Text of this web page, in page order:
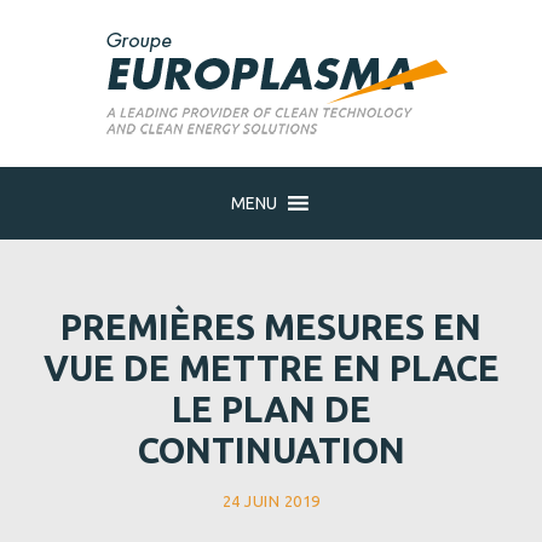
MENU
PREMIÈRES MESURES EN
VUE DE METTRE EN PLACE
LE PLAN DE
CONTINUATION
24 JUIN 2019